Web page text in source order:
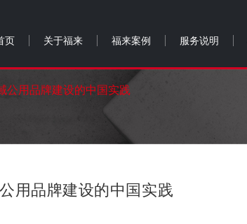
页 关于福来 福来案例 服务说明
公用品牌建设的中国实践
用品牌建设的中国实践